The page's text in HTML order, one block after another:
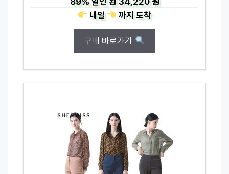
내일
까지도착
구매 바로가기